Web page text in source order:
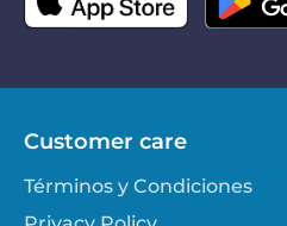
Customer care
Términos y Condiciones